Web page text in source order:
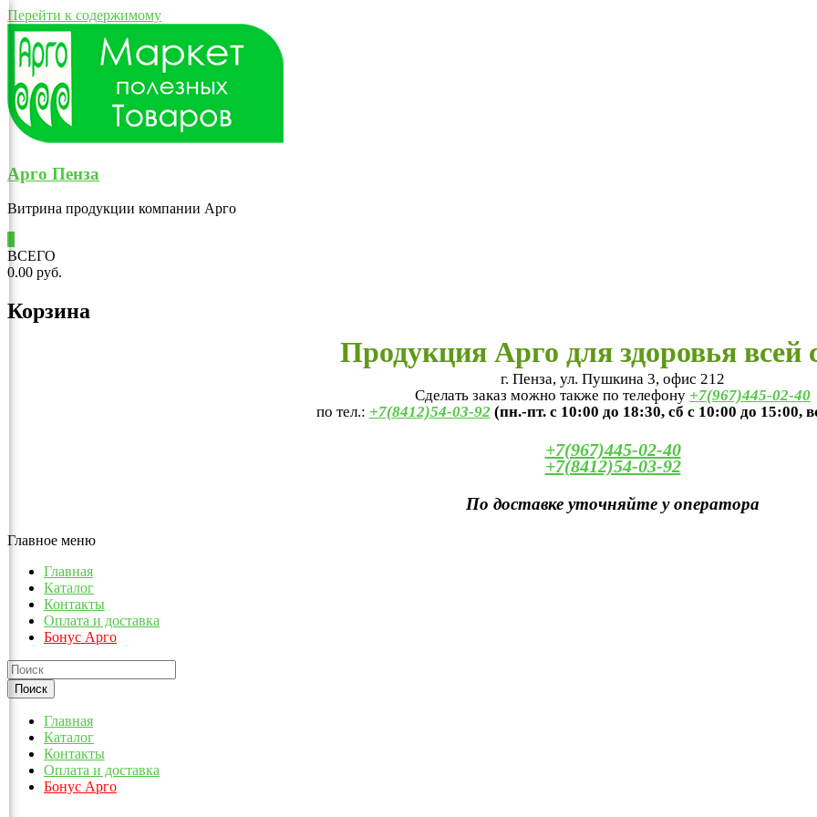
Перейти к содержимому
Арго Пенза
Витрина продукции компании Арго
ВСЕГО
0.00 руб.
Корзина
Продукция Арго для здоровья всей
г. Пенза, ул. Пушкина 3, офис 212
Сделать заказ можно также по телефону +7(967)445-02-40
по тел.: +7(8412)54-03-92 (пн.-пт. с 10:00 до 18:30, сб с 10:00 до 15:00,
+7(967)445-02-40
+7(8412)54-03-92
По доставке уточняйте у оператора
Главное меню
Главная
Каталог
Контакты
Оплата и доставка
Бонус Арго
Главная
Каталог
Контакты
Оплата и доставка
Бонус Арго